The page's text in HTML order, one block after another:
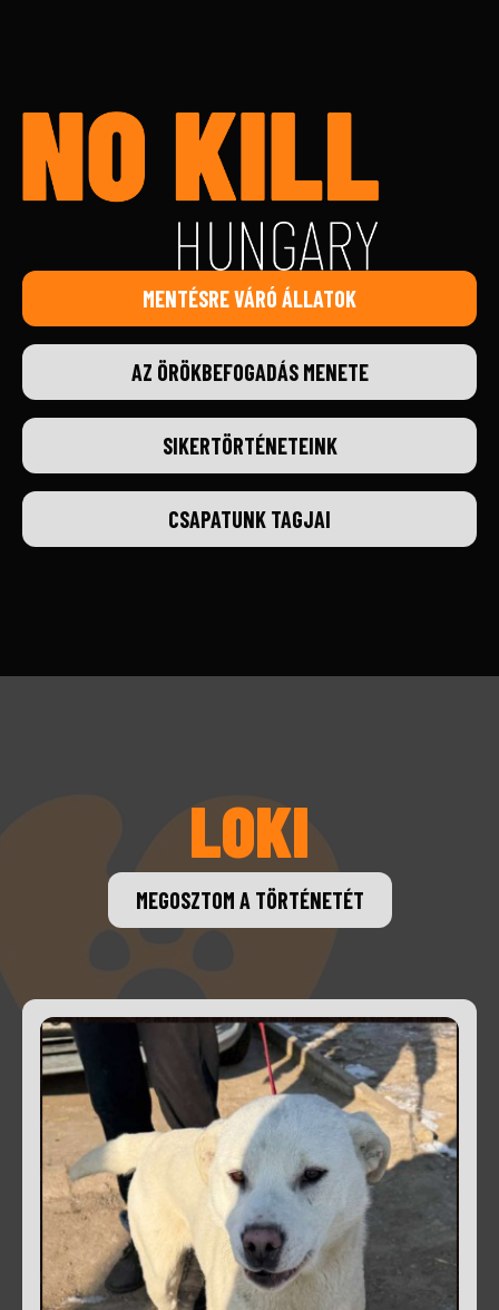
MENTÉSRE VÁRÓ ÁLLATOK
AZ ÖRÖKBEFOGADÁS MENETE
SIKERTÖRTÉNETEINK
CSAPATUNK TAGJAI
MEGOSZTOM A TÖRTÉNETÉT
LOKI